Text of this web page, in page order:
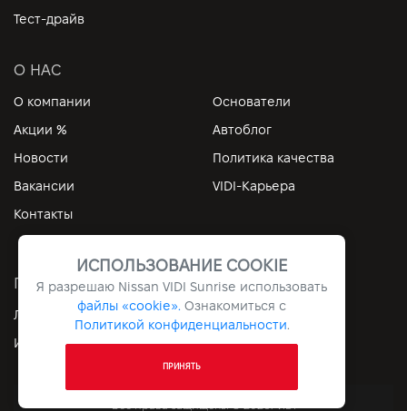
Тест-драйв
О НАС
О компании
Основатели
Акции %
Автоблог
Новости
Политика качества
Вакансии
VIDI-Карьера
Контакты
ПОЛЕЗНЫЕ ССЫЛКИ
Личный кабинет
Контакты
Информация
Архив
ИСПОЛЬЗОВАНИЕ COOKIE
Я разрешаю Nissan VIDI Sunrise использовать
файлы «cookie». Ознакомиться с
Политикой конфиденциальности.
ПРИНЯТЬ